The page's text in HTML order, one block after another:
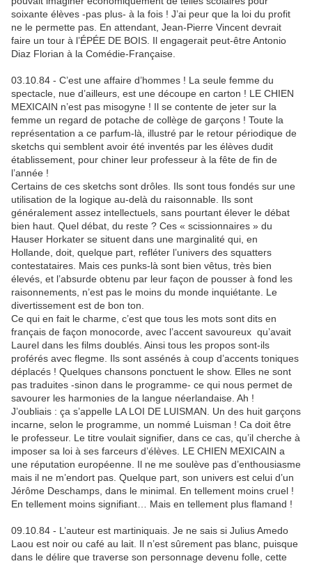
soixante élèves -pas plus- à la fois ! J’ai peur que la loi du profit
ne le permette pas. En attendant, Jean-Pierre Vincent devrait
faire un tour à l’ÉPÉE DE BOIS. Il engagerait peut-être Antonio
Diaz Florian à la Comédie-Française.
03.10.84 - C’est une affaire d’hommes ! La seule femme du
spectacle, nue d’ailleurs, est une découpe en carton ! LE CHIEN
MEXICAIN n’est pas misogyne ! Il se contente de jeter sur la
femme un regard de potache de collège de garçons ! Toute la
représentation a ce parfum-là, illustré par le retour périodique de
sketchs qui semblent avoir été inventés par les élèves dudit
établissement, pour chiner leur professeur à la fête de fin de
l’année !
Certains de ces sketchs sont drôles. Ils sont tous fondés sur une
utilisation de la logique au-delà du raisonnable. Ils sont
généralement assez intellectuels, sans pourtant élever le débat
bien haut. Quel débat, du reste ? Ces « scissionnaires » du
Hauser Horkater se situent dans une marginalité qui, en
Hollande, doit, quelque part, refléter l’univers des squatters
contestataires. Mais ces punks-là sont bien vêtus, très bien
élevés, et l’absurde obtenu par leur façon de pousser à fond les
raisonnements, n’est pas le moins du monde inquiétante. Le
divertissement est de bon ton.
Ce qui en fait le charme, c’est que tous les mots sont dits en
français de façon monocorde, avec l’accent savoureux qu’avait
Laurel dans les films doublés. Ainsi tous les propos sont-ils
proférés avec flegme. Ils sont assénés à coup d’accents toniques
déplacés ! Quelques chansons ponctuent le show. Elles ne sont
pas traduites -sinon dans le programme- ce qui nous permet de
savourer les harmonies de la langue néerlandaise. Ah !
J’oubliais : ça s’appelle LA LOI DE LUISMAN. Un des huit garçons
incarne, selon le programme, un nommé Luisman ! Ca doit être
le professeur. Le titre voulait signifier, dans ce cas, qu’il cherche à
imposer sa loi à ses farceurs d’élèves. LE CHIEN MEXICAIN a
une réputation européenne. Il ne me soulève pas d’enthousiasme
mais il ne m’endort pas. Quelque part, son univers est celui d’un
Jérôme Deschamps, dans le minimal. En tellement moins cruel !
En tellement moins signifiant… Mais en tellement plus flamand !
09.10.84 - L’auteur est martiniquais. Je ne sais si Julius Amedo
Laou est noir ou café au lait. Il n’est sûrement pas blanc, puisque
dans le délire que traverse son personnage devenu folle, cette